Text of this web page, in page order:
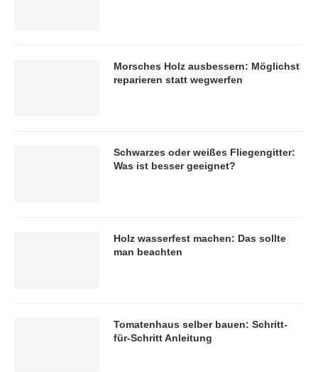
Morsches Holz ausbessern: Möglichst
reparieren statt wegwerfen
Schwarzes oder weißes Fliegengitter:
Was ist besser geeignet?
Holz wasserfest machen: Das sollte
man beachten
Tomatenhaus selber bauen: Schritt-
für-Schritt Anleitung